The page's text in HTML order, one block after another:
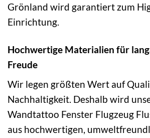
Grönland wird garantiert zum
Einrichtung.
Hochwertige Materialien für
Freude
Wir legen größten Wert auf
Nachhaltigkeit. Deshalb wird
Wandtattoo Fenster Flugzeug
aus hochwertigen,